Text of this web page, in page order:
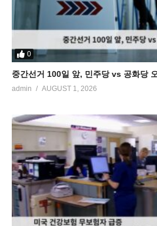
0
중간선거 100일 앞, 민주당 vs 공화당
admin AUGUST 1, 2026